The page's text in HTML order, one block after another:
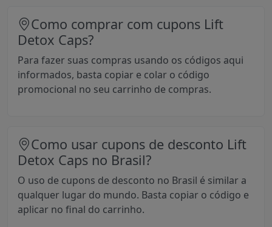
Como comprar com cupons Lift
Detox Caps?
Para fazer suas compras usando os códigos aqui
informados, basta copiar e colar o código
promocional no seu carrinho de compras.
Como usar cupons de desconto Lift
Detox Caps no Brasil?
O uso de cupons de desconto no Brasil é similar a
qualquer lugar do mundo. Basta copiar o código e
aplicar no final do carrinho.